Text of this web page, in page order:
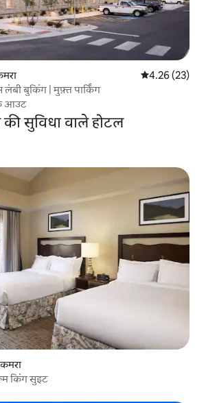
औसत रेटिंग 5 में
4.26 (23)
बुकिंग | मुफ़्त पार्किंग
आउट
सुविधा वाले होटल
किंग सुइट